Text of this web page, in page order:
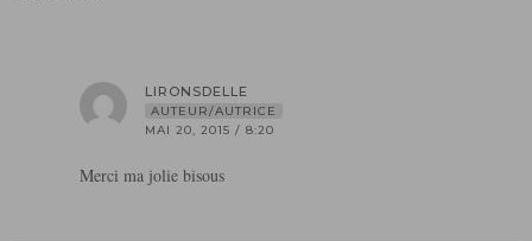
LIRONSDELLE
AUTEUR/AUTRICE
MAI 20, 2015 / 8:20
Merci ma jolie bisous